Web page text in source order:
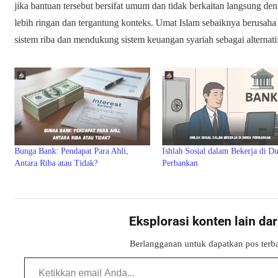
jika bantuan tersebut bersifat umum dan tidak berkaitan langsung
lebih ringan dan tergantung konteks. Umat Islam sebaiknya
sistem riba dan mendukung sistem keuangan syariah sebagai
Bunga Bank: Pendapat Para Ahli,
Antara Riba atau Tidak?
Ishlah Sosial dalam Bekerja di
Perbankan
Eksplorasi konten lain
Berlangganan untuk dapatkan pos
Ketikkan email Anda...